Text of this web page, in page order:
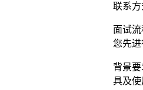
联系
面试
您先进
背景
具及使